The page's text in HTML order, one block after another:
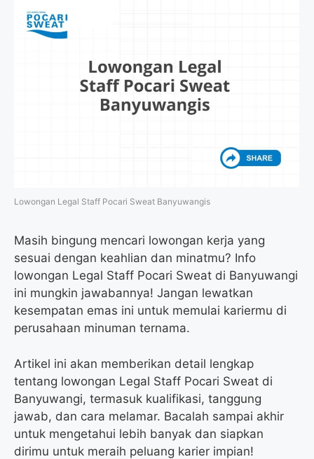
Lowongan Legal Staff Pocari Sweat Banyuwangis
Masih bingung mencari lowongan kerja yang
sesuai dengan keahlian dan minatmu? Info
lowongan Legal Staff Pocari Sweat di Banyuwangi
ini mungkin jawabannya! Jangan lewatkan
kesempatan emas ini untuk memulai kariermu di
perusahaan minuman ternama.
Artikel ini akan memberikan detail lengkap
tentang lowongan Legal Staff Pocari Sweat di
Banyuwangi, termasuk kualifikasi, tanggung
jawab, dan cara melamar. Bacalah sampai akhir
untuk mengetahui lebih banyak dan siapkan
dirimu untuk meraih peluang karier impian!